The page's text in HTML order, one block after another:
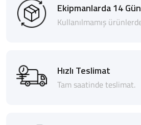
Ekipmanlarda 14
Kullanılmamış
Hızlı Teslimat
Tam saatinde teslimat.